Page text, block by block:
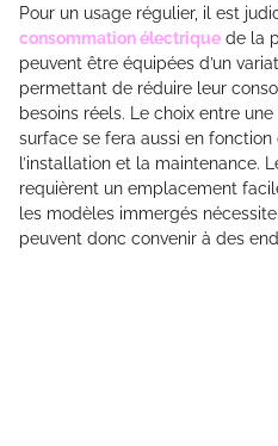
Pour un usage régulier, il est
consommation électrique de la
peuvent être équipées d’un
permettant de réduire leur
besoins réels. Le choix entre
surface se fera aussi en
l’installation et la maintenance.
requièrent un emplacement
les modèles immergés
peuvent donc convenir à des